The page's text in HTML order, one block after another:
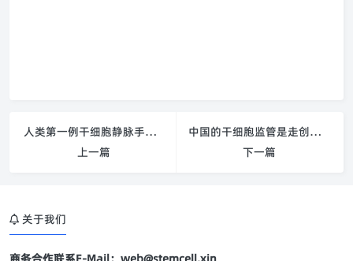
人类第一例干细胞静脉手术成功
上一篇
中国的干细胞监管是走创新之路还是奉行“拿来主义”？
下一篇
关于我们